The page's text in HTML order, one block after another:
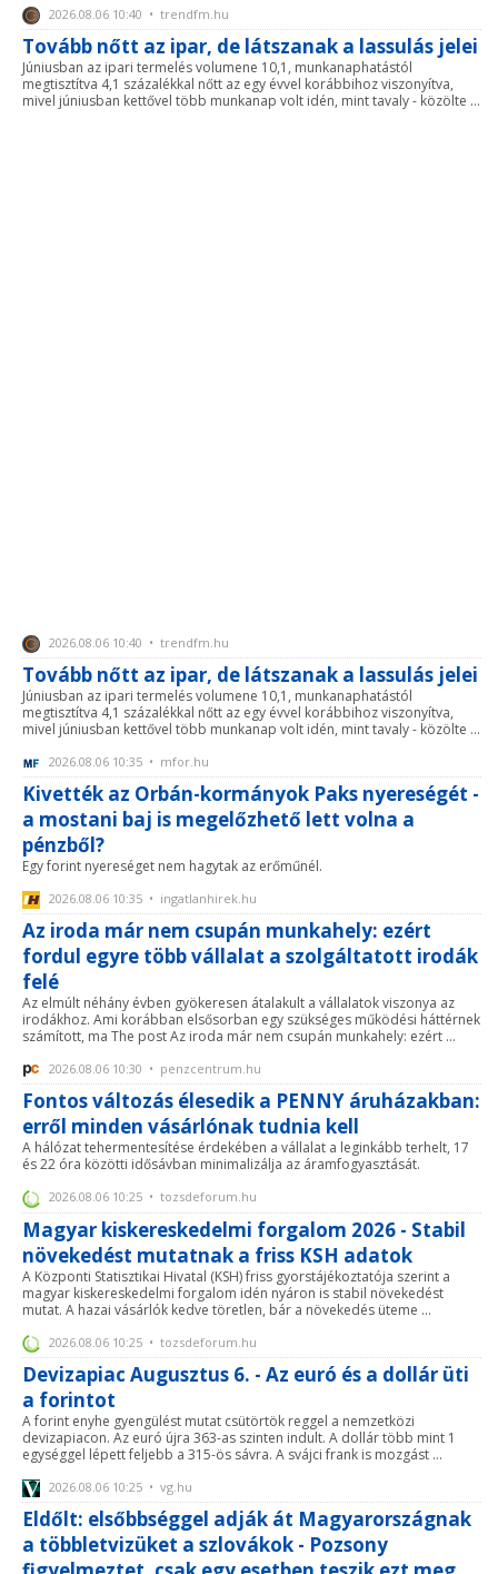
2026.08.06 10:40 • trendfm.hu
Tovább nőtt az ipar, de látszanak a lassulás jelei
Júniusban az ipari termelés volumene 10,1, munkanaphatástól
megtisztítva 4,1 százalékkal nőtt az egy évvel korábbihoz viszonyítva,
mivel júniusban kettővel több munkanap volt idén, mint tavaly - közölte ...
2026.08.06 10:40 • trendfm.hu
Tovább nőtt az ipar, de látszanak a lassulás jelei
Júniusban az ipari termelés volumene 10,1, munkanaphatástól
megtisztítva 4,1 százalékkal nőtt az egy évvel korábbihoz viszonyítva,
mivel júniusban kettővel több munkanap volt idén, mint tavaly - közölte ...
2026.08.06 10:35 • mfor.hu
Kivették az Orbán-kormányok Paks nyereségét -
a mostani baj is megelőzhető lett volna a
pénzből?
Egy forint nyereséget nem hagytak az erőműnél.
2026.08.06 10:35 • ingatlanhirek.hu
Az iroda már nem csupán munkahely: ezért
fordul egyre több vállalat a szolgáltatott irodák
felé
Az elmúlt néhány évben gyökeresen átalakult a vállalatok viszonya az
irodákhoz. Ami korábban elsősorban egy szükséges működési háttérnek
számított, ma The post Az iroda már nem csupán munkahely: ezért ...
2026.08.06 10:30 • penzcentrum.hu
Fontos változás élesedik a PENNY áruházakban:
erről minden vásárlónak tudnia kell
A hálózat tehermentesítése érdekében a vállalat a leginkább terhelt, 17
és 22 óra közötti idősávban minimalizálja az áramfogyasztását.
2026.08.06 10:25 • tozsdeforum.hu
Magyar kiskereskedelmi forgalom 2026 - Stabil
növekedést mutatnak a friss KSH adatok
A Központi Statisztikai Hivatal (KSH) friss gyorstájékoztatója szerint a
magyar kiskereskedelmi forgalom idén nyáron is stabil növekedést
mutat. A hazai vásárlók kedve töretlen, bár a növekedés üteme ...
2026.08.06 10:25 • tozsdeforum.hu
Devizapiac Augusztus 6. - Az euró és a dollár üti
a forintot
A forint enyhe gyengülést mutat csütörtök reggel a nemzetközi
devizapiacon. Az euró újra 363-as szinten indult. A dollár több mint 1
egységgel lépett feljebb a 315-ös sávra. A svájci frank is mozgást ...
2026.08.06 10:25 • vg.hu
Eldőlt: elsőbbséggel adják át Magyarországnak
a többletvizüket a szlovákok - Pozsony